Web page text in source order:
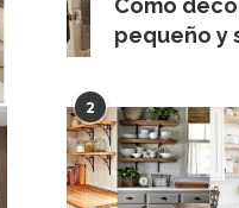
pequeño y
2